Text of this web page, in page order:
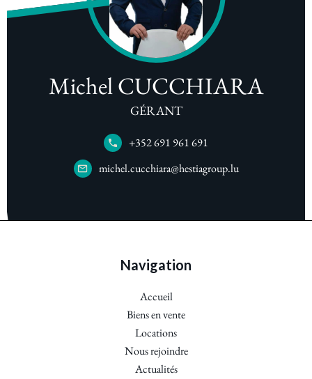
Michel CUCCHIARA
GÉRANT
+352 691 961 691
michel.cucchiara@hestiagroup.lu
Navigation
Accueil
Biens en vente
Locations
Nous rejoindre
Actualités